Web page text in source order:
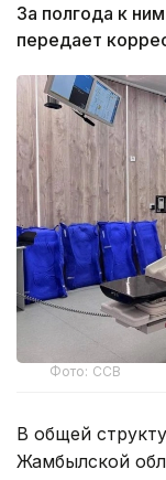
За полгода к
передает
Фото: ССВ
В общей
Жамбылской